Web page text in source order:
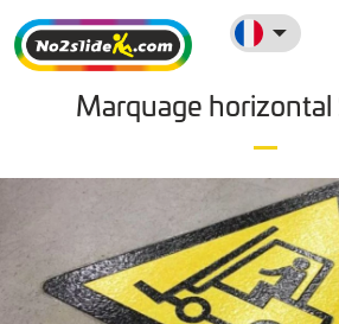
Marquage horizontal